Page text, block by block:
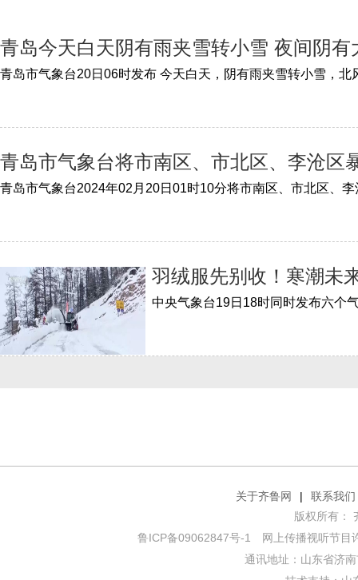
青岛今天白天阴有雨夹雪转小雪 夜间阴
青岛市气象台将市南区、市北区、李沧区
羽绒服先别收！寒潮未
关于齐鲁网 |
联系我们
版权所有：
鲁ICP备09062847号-1
网上传播视听节目
通讯地址：山东省济